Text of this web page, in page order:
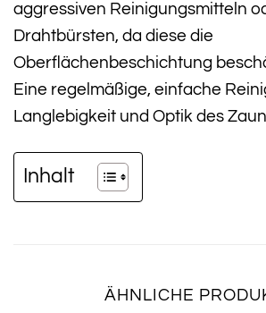
aggressiven Reinigungsmitteln
Drahtbürsten, da diese die
Oberflächenbeschichtung
Eine regelmäßige, einfache
Langlebigkeit und Optik des
Inhalt
ÄHNLICHE